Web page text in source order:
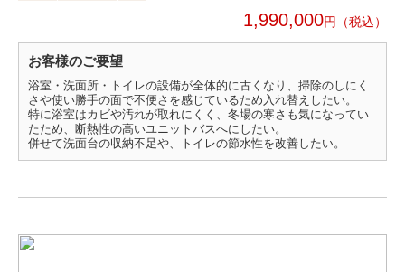
1,990,000円
お客様のご要望
浴室・洗面所・トイレの設備が全体的に古くなり、掃除のしにく
さや使い勝手の面で不便さを感じているため入れ替えしたい。
特に浴室はカビや汚れが取れにくく、冬場の寒さも気になってい
たため、断熱性の高いユニットバスへにしたい。
併せて洗面台の収納不足や、トイレの節水性を改善したい。